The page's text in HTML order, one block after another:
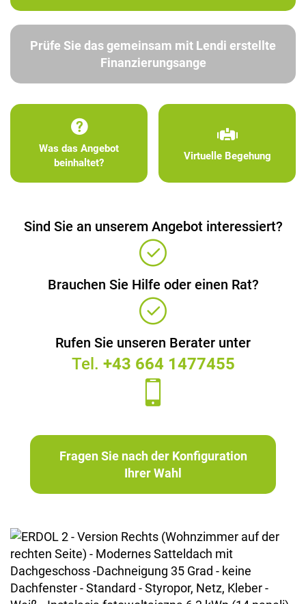
Prüfe Sie das gemeinsam mit Lendi erstellte
Finanzierungsange
Was das Angebot
beinhaltet?
Virtuelle Begehung
Sind Sie an unserem Angebot interessiert?
Brauchen Sie Hilfe oder einen Rat?
Rufen Sie unseren Berater unter
Tel. +43 664 1477455
Fragen Sie nach der Konfiguration
Ihrer Wahl